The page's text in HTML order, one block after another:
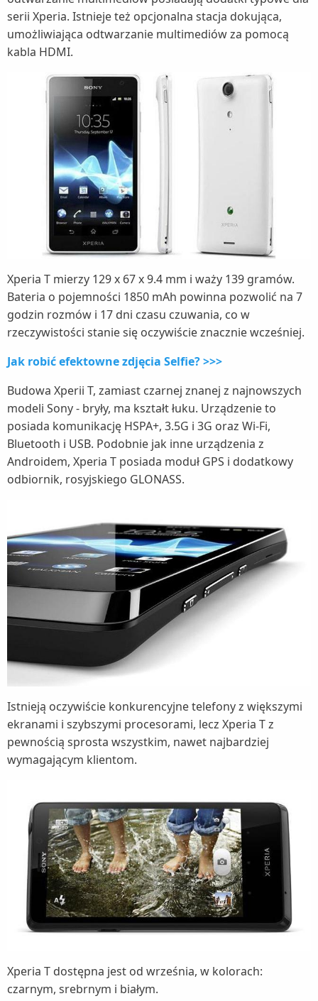
serii Xperia. Istnieje też opcjonalna stacja dokująca,
umożliwiająca odtwarzanie multimediów za pomocą
kabla HDMI.
Xperia T mierzy 129 x 67 x 9.4 mm i waży 139 gramów.
Bateria o pojemności 1850 mAh powinna pozwolić na 7
godzin rozmów i 17 dni czasu czuwania, co w
rzeczywistości stanie się oczywiście znacznie wcześniej.
Jak robić efektowne zdjęcia Selfie? >>>
Budowa Xperii T, zamiast czarnej znanej z najnowszych
modeli Sony - bryły, ma kształt łuku. Urządzenie to
posiada komunikację HSPA+, 3.5G i 3G oraz Wi-Fi,
Bluetooth i USB. Podobnie jak inne urządzenia z
Androidem, Xperia T posiada moduł GPS i dodatkowy
odbiornik, rosyjskiego GLONASS.
Istnieją oczywiście konkurencyjne telefony z większymi
ekranami i szybszymi procesorami, lecz Xperia T z
pewnością sprosta wszystkim, nawet najbardziej
wymagającym klientom.
Xperia T dostępna jest od września, w kolorach:
czarnym, srebrnym i białym.